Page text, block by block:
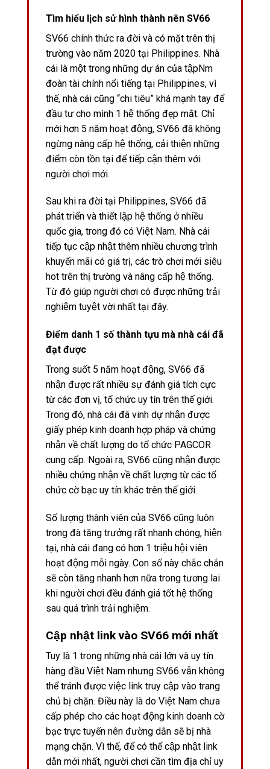
Tìm hiểu lịch sử hình thành nên SV66
SV66 chính thức ra đời và có mặt trên thị
trường vào năm 2020 tại Philippines. Nhà
cái là một trong những dự án của tậpNm
đoàn tài chính nổi tiếng tại Philippines, vì
thế, nhà cái cũng “chi tiêu” khá mạnh tay để
đầu tư cho mình 1 hệ thống đẹp mắt. Chỉ
mới hơn 5 năm hoạt động, SV66 đã không
ngừng nâng cấp hệ thống, cải thiện những
điểm còn tồn tại để tiếp cận thêm với
người chơi mới.
Sau khi ra đời tại Philippines, SV66 đã
phát triển và thiết lập hệ thống ở nhiều
quốc gia, trong đó có Việt Nam. Nhà cái
tiếp tục cập nhật thêm nhiều chương trình
khuyến mãi có giá trị, các trò chơi mới siêu
hot trên thị trường và nâng cấp hệ thống.
Từ đó giúp người chơi có được những trải
nghiệm tuyệt vời nhất tại đây.
Điểm danh 1 số thành tựu mà nhà cái đã
đạt được
Trong suốt 5 năm hoạt động, SV66 đã
nhận được rất nhiều sự đánh giá tích cực
từ các đơn vị, tổ chức uy tín trên thế giới.
Trong đó, nhà cái đã vinh dự nhận được
giấy phép kinh doanh hợp pháp và chứng
nhận về chất lượng do tổ chức PAGCOR
cung cấp. Ngoài ra, SV66 cũng nhận được
nhiều chứng nhận về chất lượng từ các tổ
chức cờ bạc uy tín khác trên thế giới.
Số lượng thành viên của SV66 cũng luôn
trong đà tăng trưởng rất nhanh chóng, hiện
tại, nhà cái đang có hơn 1 triệu hội viên
hoạt động mỗi ngày. Con số này chắc chắn
sẽ còn tăng nhanh hơn nữa trong tương lai
khi người chơi đều đánh giá tốt hệ thống
sau quá trình trải nghiệm.
Cập nhật link vào SV66 mới nhất
Tuy là 1 trong những nhà cái lớn và uy tín
hàng đầu Việt Nam nhưng SV66 vẫn không
thể tránh được việc link truy cập vào trang
chủ bị chặn. Điều này là do Việt Nam chưa
cấp phép cho các hoạt động kinh doanh cờ
bạc trực tuyến nên đường dẫn sẽ bị nhà
mạng chặn. Vì thế, để có thể cập nhật link
dẫn mới nhất, người chơi cần tìm địa chỉ uy